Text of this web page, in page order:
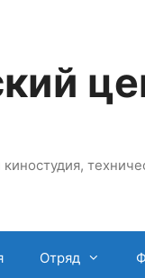
Отряд